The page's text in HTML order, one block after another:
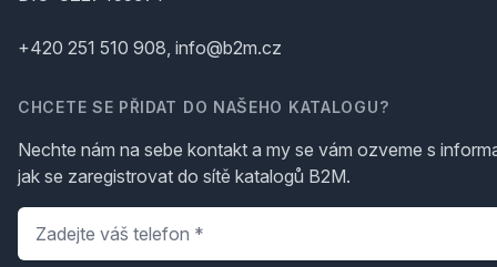
+420 251 510 908, info@b2m.cz
CHCETE SE PŘIDAT DO NAŠEHO KATALOGU?
Nechte nám na sebe kontakt a my se vám ozveme s
jak se zaregistrovat do sítě katalogů B2M.
Telefon